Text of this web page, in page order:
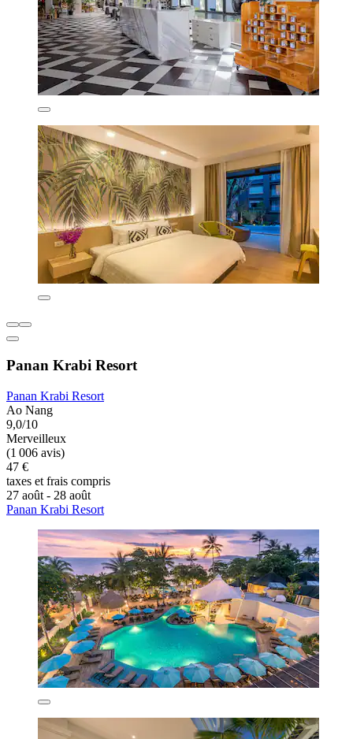
Panan Krabi Resort
Panan Krabi Resort
Ao Nang
9,0/10
Merveilleux
(1 006 avis)
47 €
taxes et frais compris
27 août - 28 août
Panan Krabi Resort